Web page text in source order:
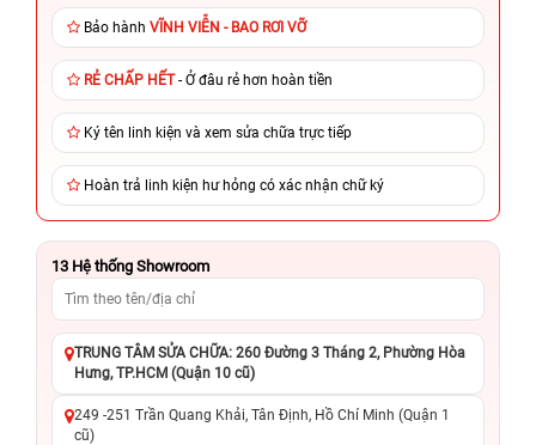
Bảo hành VĨNH VIỄN - BAO RƠI VỠ
RẺ CHẤP HẾT- Ở đâu rẻ hơn hoàn tiền
Ký tên linh kiện và xem sửa chữa trực tiếp
Hoàn trả linh kiện hư hỏng có xác nhận chữ ký
13 Hệ thống Showroom
TRUNG TÂM SỬA CHỮA: 260 Đường 3 Tháng 2, Phường Hòa
Hưng, TP.HCM (Quận 10 cũ)
249 -251 Trần Quang Khải, Tân Định, Hồ Chí Minh (Quận 1
cũ)